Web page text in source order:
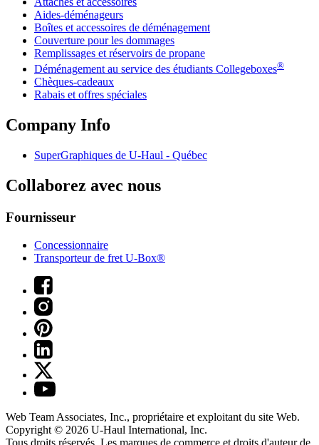
Aides-déménageurs
Boîtes et accessoires de déménagement
Couverture pour les dommages
Remplissages et réservoirs de propane
Déménagement au service des étudiants Collegeboxes®
Chèques-cadeaux
Rabais et offres spéciales
Company Info
SuperGraphiques de U-Haul - Québec
Collaborez avec nous
Fournisseur
Concessionnaire
Transporteur de fret U-Box®
Web Team Associates, Inc., propriétaire et exploitant du site Web.
Copyright © 2026 U-Haul International, Inc.
Tous droits réservés. Les marques de commerce et droits d'auteur de